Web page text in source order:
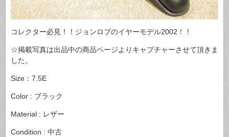
コレクター必見！！ジョンロブのイヤーモデル2002！！
☆掲載写真は出品中の商品ページよりキャプチャーさせて頂きま
した。
Size：7.5E
Color : ブラック
Material : レザー
Condition : 中古